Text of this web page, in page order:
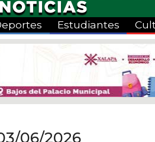
Estudiantes
06/2026